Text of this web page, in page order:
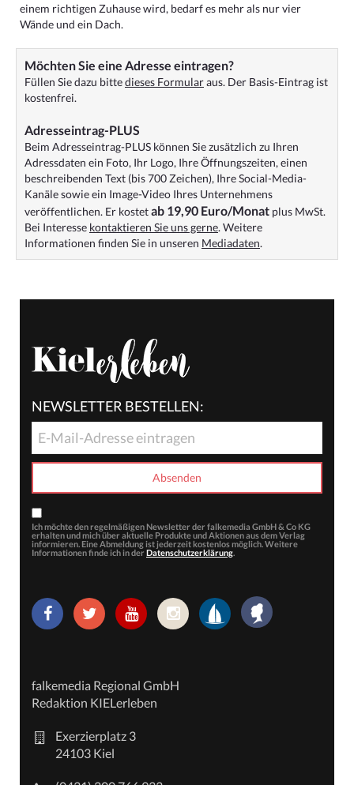
einem richtigen Zuhause wird, bedarf es mehr als nur vier
Wände und ein Dach.
Möchten Sie eine Adresse eintragen?
Füllen Sie dazu bittedieses Formularaus. Der Basis-Eintrag ist
kostenfrei.
Adresseintrag-PLUS
Beim Adresseintrag-PLUS können Sie zusätzlich zu Ihren
Adressdaten ein Foto, Ihr Logo, Ihre Öffnungszeiten, einen
beschreibenden Text (bis 700 Zeichen), Ihre Social-Media-
Kanäle sowie ein Image-Video Ihres Unternehmens
veröffentlichen. Er kostetab 19,90 Euro/Monat plus MwSt.
Bei Interesse kontaktieren Sie uns gerne. Weitere
Informationen finden Sie in unseren Mediadaten.
NEWSLETTER BESTELLEN:
Ich möchte den regelmäßigen Newsletter der falkemedia GmbH & Co KG
erhalten und mich über aktuelle Produkte und Aktionen aus dem Verlag
informieren. Eine Abmeldung ist jederzeit kostenlos möglich. Weitere
Informationen finde ich in der Datenschutzerklärung.
falkemedia Regional GmbH
Redaktion KIELerleben
Exerzierplatz 3
24103 Kiel